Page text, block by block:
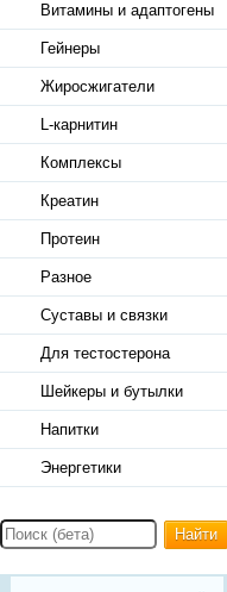
Витамины и адаптогены
Гейнеры
Жиросжигатели
L-карнитин
Комплексы
Креатин
Протеин
Разное
Суставы и связки
Для тестостерона
Шейкеры и бутылки
Напитки
Энергетики
Найти